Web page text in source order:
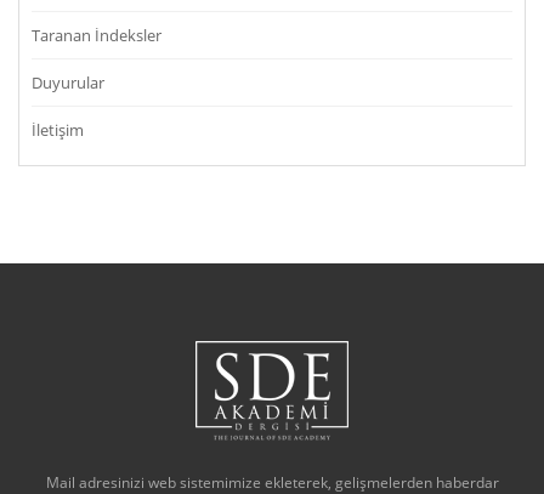
Taranan İndeksler
Duyurular
İletişim
Mail adresinizi web sistemimize ekleterek, gelişmelerden haberdar